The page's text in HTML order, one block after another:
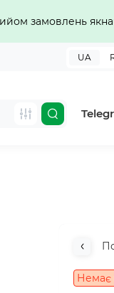
замовлень
UA
Немає